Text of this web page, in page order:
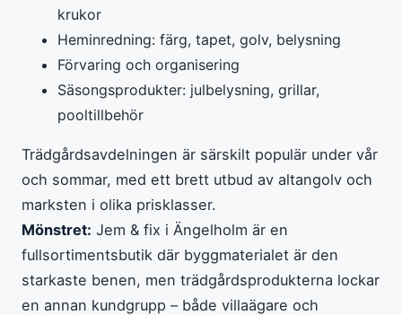
krukor
Heminredning: färg, tapet, golv, belysning
Förvaring och organisering
Säsongsprodukter: julbelysning, grillar,
pooltillbehör
Trädgårdsavdelningen är särskilt populär under vår
och sommar, med ett brett utbud av altangolv och
marksten i olika prisklasser.
Mönstret: Jem & fix i Ängelholm är en
fullsortimentsbutik där byggmaterialet är den
starkaste benen, men trädgårdsprodukterna lockar
en annan kundgrupp – både villaägare och